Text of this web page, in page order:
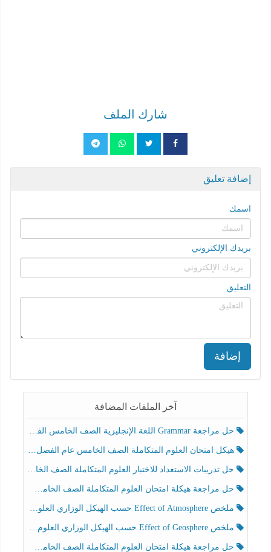
شارك الملف
إضافة تعليق
اسمك
بريدك الإلكتروني
التعليق
إضافة
آخر الملفات المضافة
حل مراجعة Grammar اللغة الإنجليزية الصف الخامس الفصل الثالث
هيكل امتحان العلوم المتكاملة الصف الخامس عام الفصل الدراسي الثالث 2025-2026
حل تدريبات الاستعداد للاختبار العلوم المتكاملة الصف الخامس عام الفصل الثالث
حل مراجعة هيكلة امتحان العلوم المتكاملة الصف الخامس انسبير الفصل الثالث
ملخص Effect of Atmosphere حسب الهيكل الوزاري العلوم المتكاملة الصف الخامس انسبير الفصل الثالث
ملخص Effect of Geosphere حسب الهيكل الوزاري العلوم المتكاملة الصف الخامس انسبير الفصل الثالث
حل مراجعة هيكلة امتحان العلوم المتكاملة الصف الخامس عام الفصل الثالث